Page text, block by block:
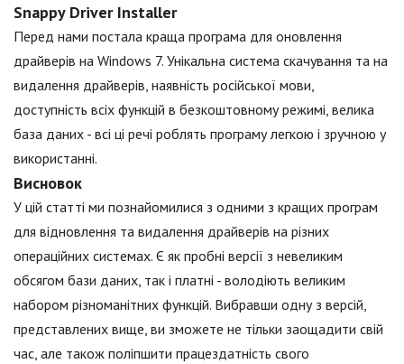
Snappy Driver Installer
Перед нами постала краща програма для оновлення
драйверів на Windows 7. Унікальна система скачування та на
видалення драйверів, наявність російської мови,
доступність всіх функцій в безкоштовному режимі, велика
база даних - всі ці речі роблять програму легкою і зручною у
використанні.
Висновок
У цій статті ми познайомилися з одними з кращих програм
для відновлення та видалення драйверів на різних
операційних системах. Є як пробні версії з невеликим
обсягом бази даних, так і платні - володіють великим
набором різноманітних функцій. Вибравши одну з версій,
представлених вище, ви зможете не тільки заощадити свій
час, але також поліпшити працездатність свого